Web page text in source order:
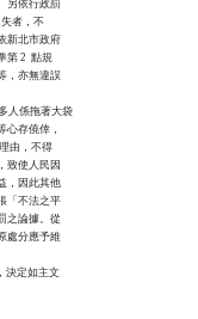
另依行政罰
失者，不
新北市政府
2  點規
，亦無違誤
人係拖著大袋
心存僥倖，
由，不得
致使人民因
，因此其他
「不法之平
之論據。從
處分應予維
決定如主文